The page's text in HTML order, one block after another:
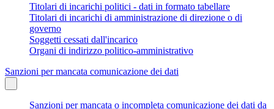
Titolari di incarichi politici - dati in formato tabellare
Titolari di incarichi di amministrazione di direzione o di
governo
Soggetti cessati dall'incarico
Organi di indirizzo politico-amministrativo
Sanzioni per mancata comunicazione dei dati
Sanzioni per mancata o incompleta comunicazione dei dati da